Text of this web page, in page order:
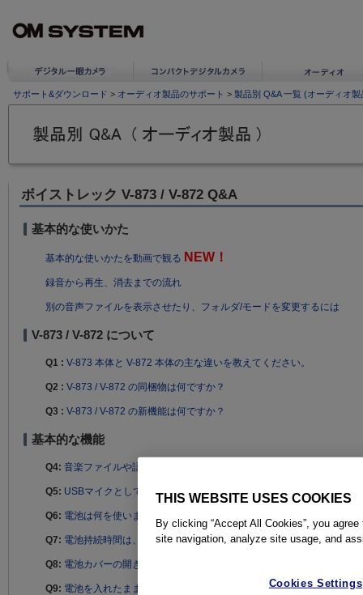
サポート&ダウンロード > オーディオ製品のサポート > 製品別 Q&A 一覧 (オーディオ製
ボイストレック V-873 / V-872 Q&A
基本的な使いかた
基本的な使いかたを動画で観る NEW！
録音から再生、消去までの流れ
別の音声ファイルを表示させたり、フォルダ/モードを変更するには
V-873 / V-872 について
Q1 : V-873 本体と V-872 本体の主な違いを教えてください。
Q2 : V-873 / V-872 の同梱物は何ですか？
Q3 : V-873 / V-872 の新機能は何ですか？
基本的な機能
Q4: 音楽ファイルや語学学習ファイルを再生させる方法を教えてくださ
Q5: USBマイクとして使えますか？
Q6: 電池は何を使いますか？
Q7: 電池持続時間は、どのくらいですか？
Q8: 電池カバーの開きかたを教えてください。
Q9: 電池を入れたままの状態で使用せずに置いておくと、電池はどのく
THIS WEBSITE USES COOKIES
By clicking “Accept All Cookies”, you
site navigation, analyze site usage, and
Cookies Settings